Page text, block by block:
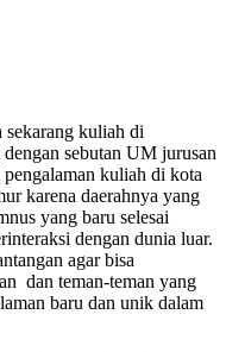
kuliah di
sebutan UM jurusan
kuliah di kota
karena daerahnya yang
yang baru selesai
dengan dunia luar.
agar bisa
dan teman-teman yang
baru dan unik dalam